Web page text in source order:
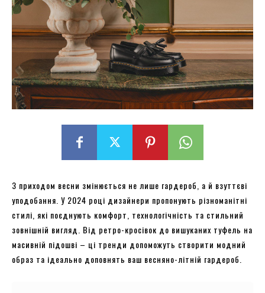
З приходом весни змінюється не лише гардероб, а й взуттєві
уподобання. У 2024 році дизайнери пропонують різноманітні
стилі, які поєднують комфорт, технологічність та стильний
зовнішній вигляд. Від ретро-кросівок до вишуканих туфель на
масивній підошві – ці тренди допоможуть створити модний
образ та ідеально доповнять ваш весняно-літній гардероб.